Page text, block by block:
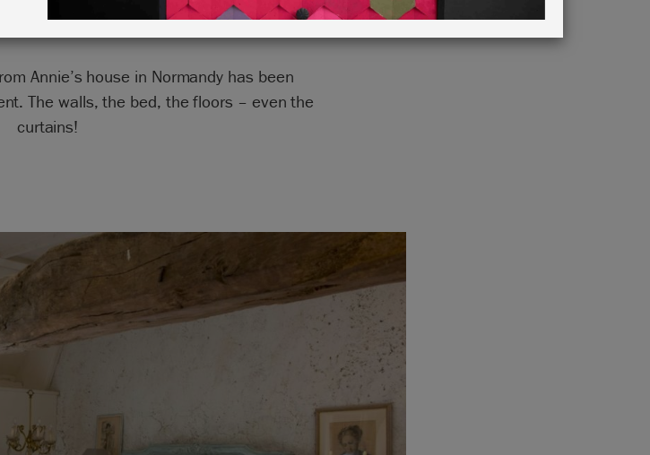
Annie’s house in Normandy has been
The walls, the bed, the floors – even the
curtains!